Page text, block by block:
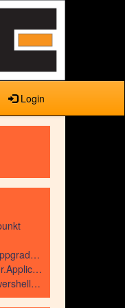
Login
"MySQL server has gone away" fel vid uppgradering till PHP 5.3
Failed to create COM object 'hMailServer.Application'
Uppdatera ditt dynamiska DNS med Powershell-skript